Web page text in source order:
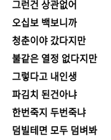
그런건 상관없어
오십보 백보니까
청춘이야 갔다지만
불같은 열정 없다지만
그렇다고 내인생
파김치 된건아냐
한번죽지 두번죽냐
덤빌테면 모두 덤벼봐